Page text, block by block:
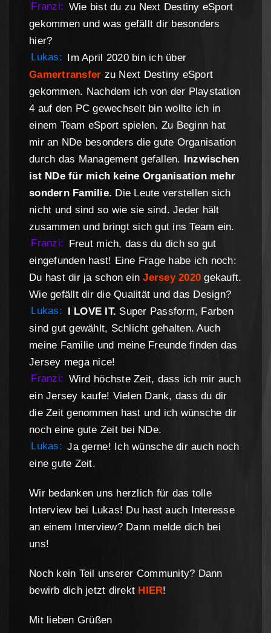
Franzi: Wie bist du zu Next Destiny eSport
gekommen und was gefällt dir besonders
hier?
Lukas: Im April 2020 bin ich über
Gamertransfer zu Next Destiny eSport
gekommen. Nachdem ich von der Playstation
4 auf den PC gewechselt bin wollte ich in
einem Team eSport spielen. Zu Beginn hat
mir an NDe besonders die gute Organisation
durch das Management gefallen. Inzwischen
ist NDe für mich keine Organisation mehr
sondern Familie. Die Leute verstellen sich
nicht und sind so wie sie sind. Jeder hält
zusammen und bringt sich gut ins Team ein.
Franzi: Freut mich, dass du dich so gut
eingefunden hast! Eine Frage habe ich noch:
Du hast dir ja schon einJersey 2020 gekauft.
Wie gefällt dir die Qualität und das Design?
Lukas: I LOVE IT. Super Passform, Farben
sind gut gewählt, Schlicht gehalten. Auch
meine Familie und meine Freunde finden das
Jersey mega nice!
Franzi: Wird höchste Zeit, dass ich mir auch
ein Jersey kaufe! Vielen Dank, dass du dir
die Zeit genommen hast und ich wünsche dir
noch eine gute Zeit bei NDe.
Lukas: Ja gerne! Ich wünsche dir auch noch
eine gute Zeit.
Wir bedanken uns herzlich für das tolle
Interview bei Lukas! Du hast auch Interesse
an einem Interview? Dann melde dich bei
uns!
Noch kein Teil unserer Community? Dann
bewirb dich jetzt direkt HIER!
Mit lieben Grüßen